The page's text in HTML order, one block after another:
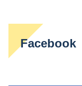
Facebook